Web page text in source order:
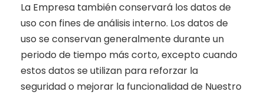
La Empresa también conservará los datos de
uso con fines de análisis interno. Los datos de
uso se conservan generalmente durante un
periodo de tiempo más corto, excepto cuando
estos datos se utilizan para reforzar la
seguridad o mejorar la funcionalidad de Nuestro